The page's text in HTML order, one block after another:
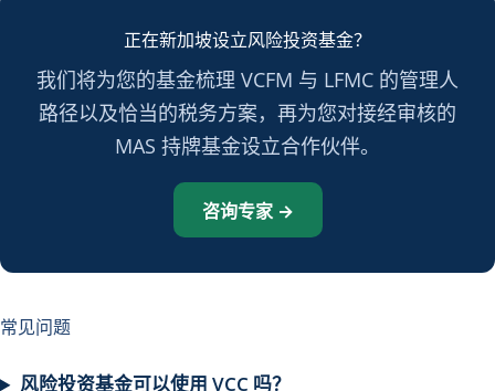
正在新加坡设立风险投资基金？
我们将为您的基金梳理 VCFM 与 LFMC 的管理人
路径以及恰当的税务方案，再为您对接经审核的
MAS 持牌基金设立合作伙伴。
咨询专家 →
常见问题
风险投资基金可以使用 VCC 吗？